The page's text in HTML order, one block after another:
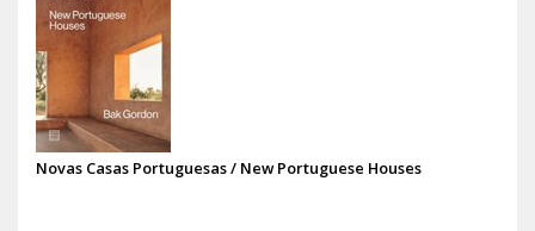
Novas Casas Portuguesas / New Portuguese Houses